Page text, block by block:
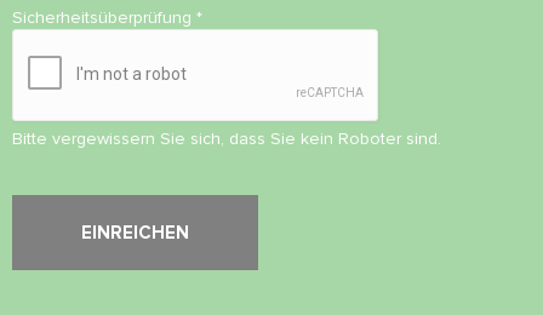
Sicherheitsüberprüfung *
Bitte vergewissern Sie sich, dass Sie kein Roboter sind.